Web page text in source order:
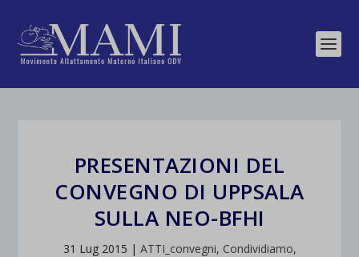
PRESENTAZIONI DEL
CONVEGNO DI UPPSALA
SULLA NEO-BFHI
31 Lug 2015 | ATTI_convegni, Condividiamo,